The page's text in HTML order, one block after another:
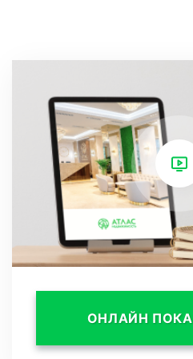
высококачественных
При входе в
поражены
дизайна. Полы
стены отделаны
изысканными
ОНЛАЙН